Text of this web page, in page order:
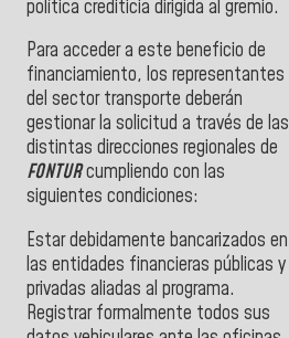
política crediticia dirigida al gremio.
Para acceder a este beneficio de
financiamiento, los representantes
del sector transporte deberán
gestionar la solicitud a través de las
distintas direcciones regionales de
FONTURcumpliendo con las
siguientes condiciones:
Estar debidamente bancarizados en
las entidades financieras públicas y
privadas aliadas al programa.
Registrar formalmente todos sus